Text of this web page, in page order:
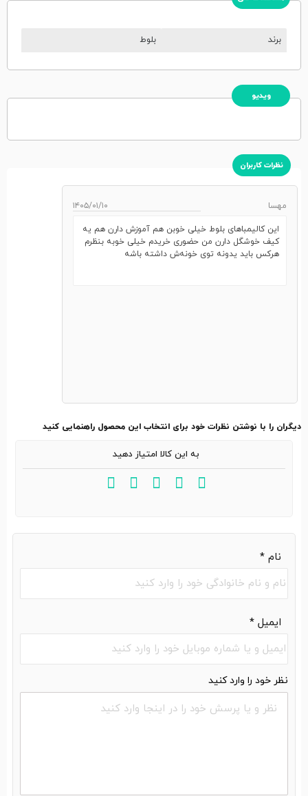
برند بلوط
ویدیو
نظرات کاربران
مهسا ۱۴۰۵/۰۱/۱۰
این کالیمباهای بلوط خیلی خوبن هم آموزش دارن هم یه
کیف خوشگل دارن من حضوری خریدم خیلی خوبه بنظرم
هرکس باید یدونه توی خونه‌ش داشته باشه
دیگران را با نوشتن نظرات خود برای انتخاب این محصول راهنمایی کنید
نام *
ایمیل *
به این کالا امتیاز دهید